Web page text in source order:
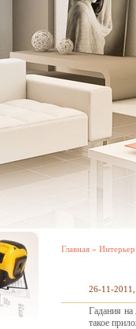
Главная » Интерьер
26-11-
Гадания
такое